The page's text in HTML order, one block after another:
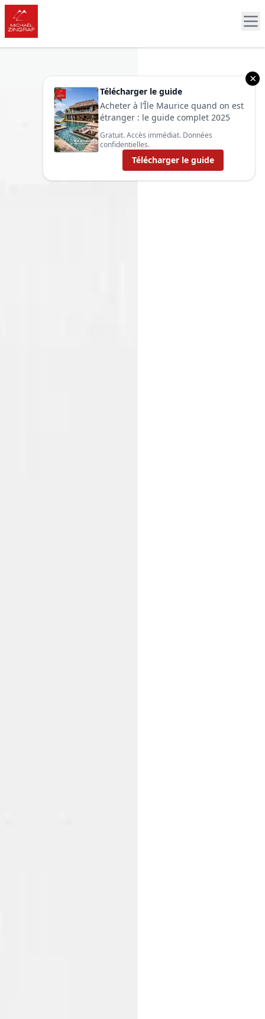
×
Télécharger le guide
Acheter à l’Île Maurice quand on est
étranger : le guide complet 2025
Gratuit. Accès immédiat. Données
confidentielles.
Télécharger le guide